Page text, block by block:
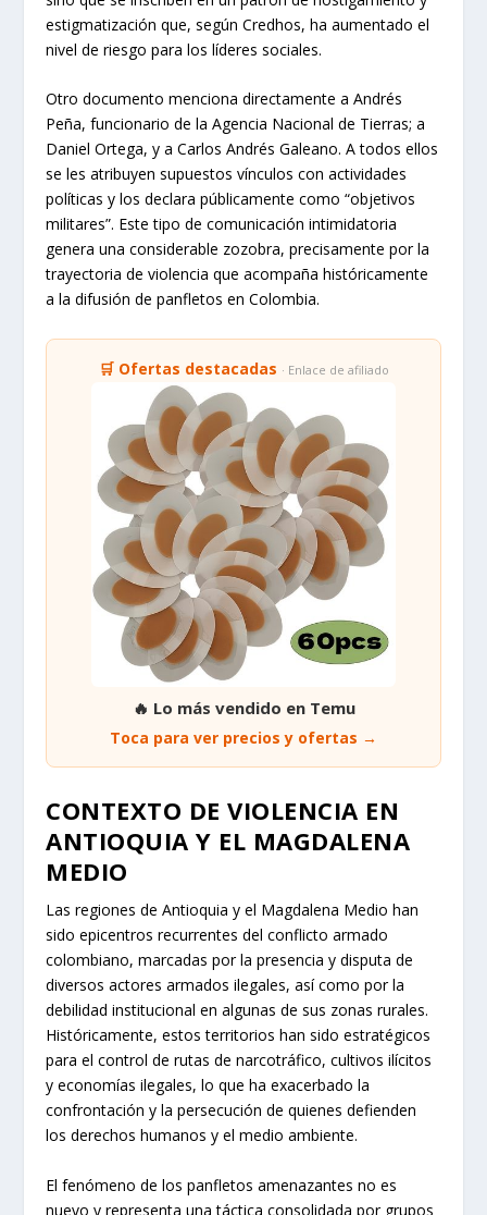
estigmatización que, según Credhos, ha aumentado el
nivel de riesgo para los líderes sociales.
Otro documento menciona directamente a Andrés
Peña, funcionario de la Agencia Nacional de Tierras; a
Daniel Ortega, y a Carlos Andrés Galeano. A todos ellos
se les atribuyen supuestos vínculos con actividades
políticas y los declara públicamente como “objetivos
militares”. Este tipo de comunicación intimidatoria
genera una considerable zozobra, precisamente por la
trayectoria de violencia que acompaña históricamente
a la difusión de panfletos en Colombia.
🛒 Ofertas destacadas · Enlace de afiliado
🔥 Lo más vendido en Temu
Toca para ver precios y ofertas →
CONTEXTO DE VIOLENCIA EN
ANTIOQUIA Y EL MAGDALENA
MEDIO
Las regiones de Antioquia y el Magdalena Medio han
sido epicentros recurrentes del conflicto armado
colombiano, marcadas por la presencia y disputa de
diversos actores armados ilegales, así como por la
debilidad institucional en algunas de sus zonas rurales.
Históricamente, estos territorios han sido estratégicos
para el control de rutas de narcotráfico, cultivos ilícitos
y economías ilegales, lo que ha exacerbado la
confrontación y la persecución de quienes defienden
los derechos humanos y el medio ambiente.
El fenómeno de los panfletos amenazantes no es
nuevo y representa una táctica consolidada por grupos